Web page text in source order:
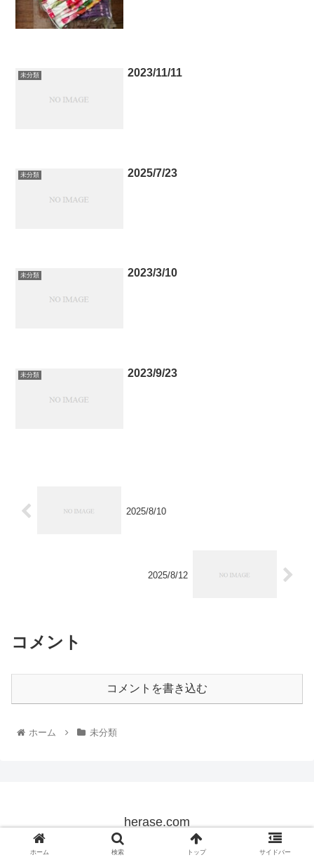
未分類 2023/11/11
未分類 2025/7/23
未分類 2023/3/10
未分類 2023/9/23
2025/8/10
2025/8/12
コメント
コメントを書き込む
ホーム 未分類
herase.com
© 2022 herase.com.
ホーム 検索 トップ サイドバー